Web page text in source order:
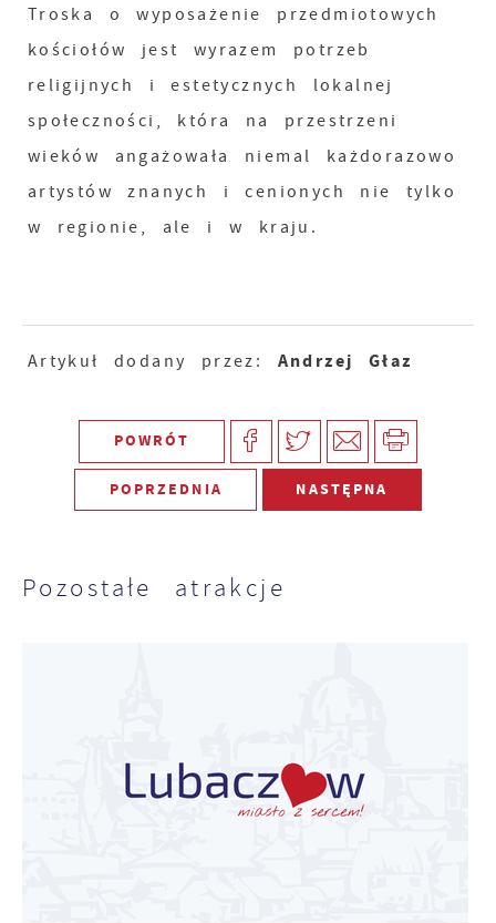
Troska o wyposażenie przedmiotowych
kościołów jest wyrazem potrzeb
religijnych i estetycznych lokalnej
społeczności, która na przestrzeni
wieków angażowała niemal każdorazowo
artystów znanych i cenionych nie tylko
w regionie, ale i w kraju.
Artykuł dodany przez: Andrzej Głaz
POWRÓT
POPRZEDNIA NASTĘPNA
Pozostałe atrakcje